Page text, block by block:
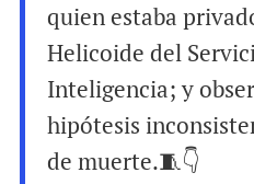
quien estaba
Helicoide del
Inteligencia; y
hipótesis
de muerte.🧵👇